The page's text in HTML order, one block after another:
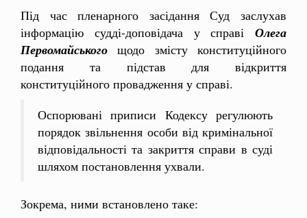
Під час пленарного засідання Суд заслухав
інформацію судді-доповідача у справі Олега
Первомайськогощодо змісту конституційного
подання та підстав для відкриття
конституційного провадження у справі.
Оспорювані приписи Кодексу регулюють
порядок звільнення особи від кримінальної
відповідальності та закриття справи в суді
шляхом постановлення ухвали.
Зокрема, ними встановлено таке: